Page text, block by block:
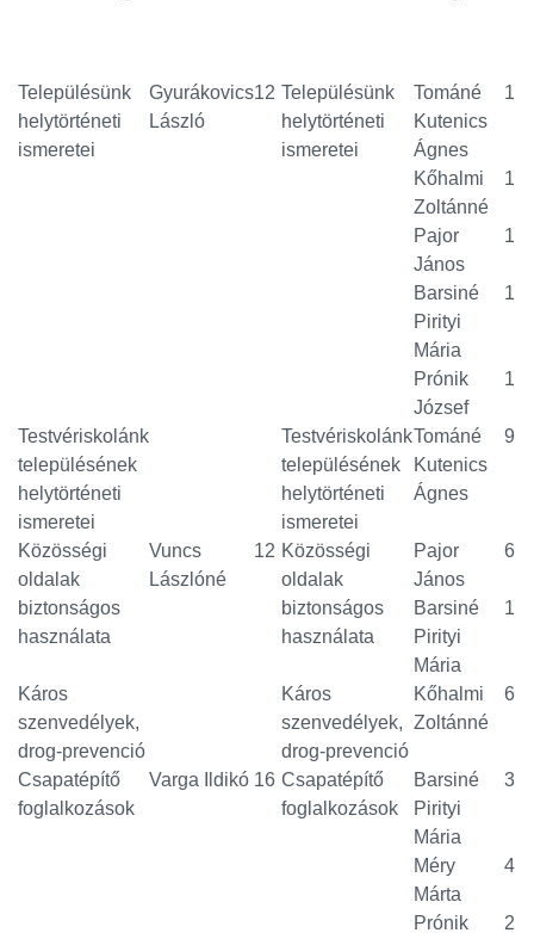
Településünk
helytörténeti
ismeretei
Gyurákovics
László
12 Településünk
helytörténeti
ismeretei
Tománé
Kutenics
Ágnes
1
Kőhalmi
Zoltánné
1
Pajor
János
1
Barsiné
Pirityi
Mária
1
Prónik
József
1
Testvériskolánk
településének
helytörténeti
ismeretei
Testvériskolánk
településének
helytörténeti
ismeretei
Tománé
Kutenics
Ágnes
9
Közösségi
oldalak
biztonságos
használata
Vuncs
Lászlóné
12 Közösségi
oldalak
biztonságos
használata
Pajor
János
6
Barsiné
Pirityi
Mária
1
Káros
szenvedélyek,
drog-prevenció
Káros
szenvedélyek,
drog-prevenció
Kőhalmi
Zoltánné
6
Csapatépítő
foglalkozások
Varga Ildikó 16 Csapatépítő
foglalkozások
Barsiné
Pirityi
Mária
3
Méry
Márta
4
Prónik
2